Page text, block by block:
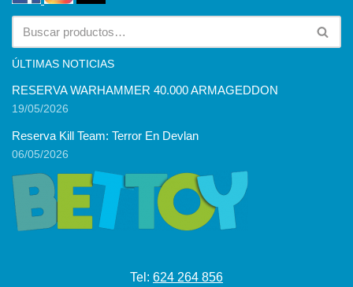
ÚLTIMAS NOTICIAS
RESERVA WARHAMMER 40.000 ARMAGEDDON
19/05/2026
Reserva Kill Team: Terror En Devlan
06/05/2026
Tel: 624 264 856